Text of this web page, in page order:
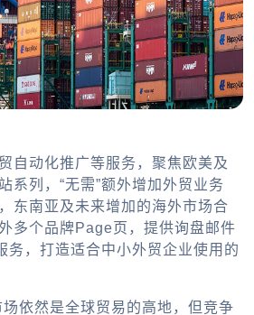
动化推广等服务，聚焦欧美及
系列，“无需”额外增加外贸业务
东南亚及未来增加的海外市场合
多个品牌Page页，提供询盘邮件
务，打造适合中小外贸企业使用的
依然是全球贸易的高地，但竞争